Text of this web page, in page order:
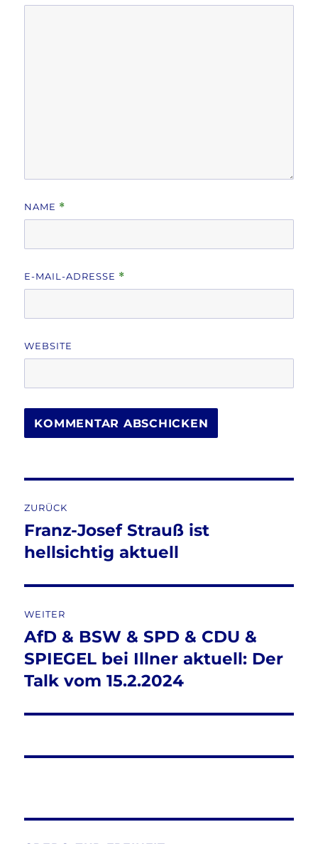
NAME *
E-MAIL-ADRESSE *
WEBSITE
ZURÜCK
Vorheriger
Beitrag:
Franz-Josef Strauß ist
hellsichtig aktuell
WEITER
Nächster
Beitrag:
AfD & BSW & SPD & CDU &
SPIEGEL bei Illner aktuell: Der
Talk vom 15.2.2024